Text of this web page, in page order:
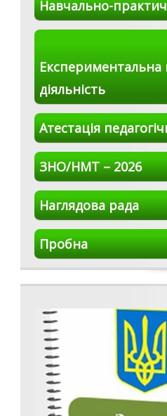
Навчально-
Експериментальна
діяльність
Атестація
ЗНО/НМТ – 2026
Наглядова рада
Пробна